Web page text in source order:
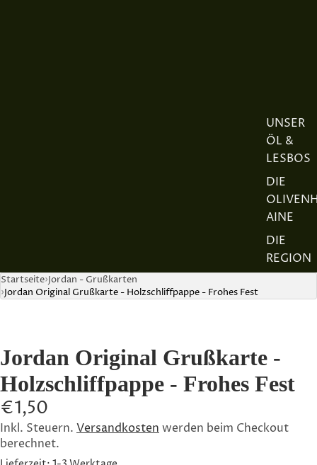
UNSER
ÖL &
LESBOS
DIE
AINE
DIE
REGION
JORDAN
HNUNGE
N
Startseite Jordan - Grußkarten
Jordan Original Grußkarte - Holzschliffpappe - Frohes Fest
Jordan Original Grußkarte -
Holzschliffpappe - Frohes Fest
€1,50
Inkl. Steuern. Versandkosten werden beim Checkout
berechnet.